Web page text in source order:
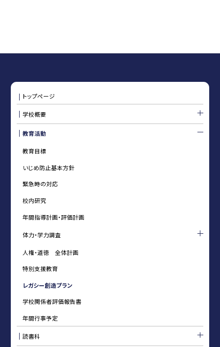
トップページ
学校概要
教育活動
教育目標
いじめ防止基本方針
緊急時の対応
校内研究
年間指導計画・評価計画
体力・学力調査
人権・道徳 全体計画
特別支援教育
レガシー創造プラン
学校関係者評価報告書
年間行事予定
読書科